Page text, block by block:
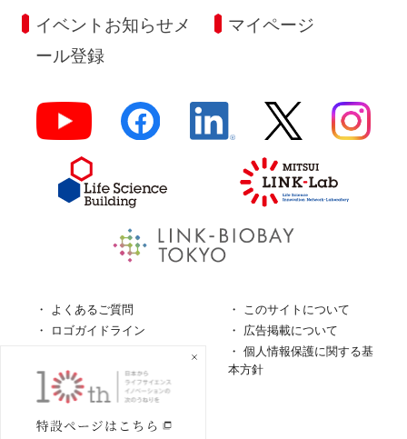
イベントお知らせメ
ール登録
マイページ
よくあるご質問
このサイトについて
ロゴガイドライン
広告掲載について
記
個人情報保護に関する基
本方針
個人情報の取扱について